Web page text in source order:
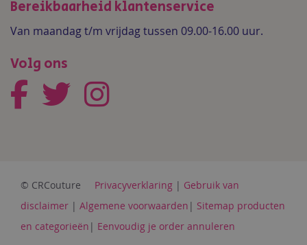
Bereikbaarheid klantenservice
Van maandag t/m vrijdag tussen 09.00-16.00 uur.
Volg ons
© CRCouture Privacyverklaring | Gebruik van
disclaimer | Algemene voorwaarden | Sitemap producten
en categorieën | Eenvoudig je order annuleren